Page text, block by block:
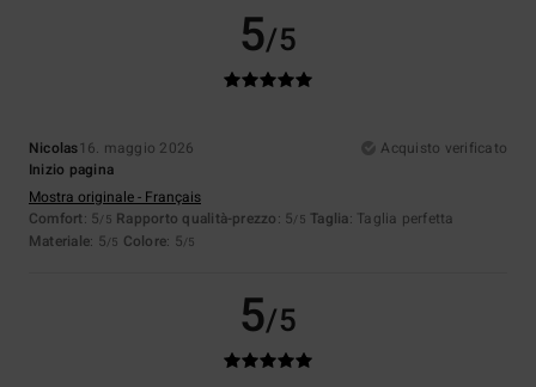
5/5
Nicolas16. maggio 2026
Acquisto verificato
Inizio pagina
Mostra originale - Français
Comfort: 5/5 Rapporto qualità-prezzo: 5/5 Taglia: Taglia perfetta
Materiale: 5/5 Colore: 5/5
5/5